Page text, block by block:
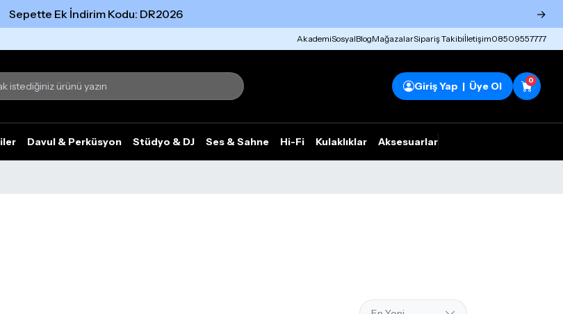
Sepette Ek İndirim Kodu: DR2026 →
AkademiSosyalBlogMağazalarSipariş Takibiİletişim08509557777
Giriş Yap | Üye Ol 0
Davul & Perküsyon Stüdyo & DJ Ses & Sahne Hi-Fi Kulaklıklar Aksesuarlar
gör